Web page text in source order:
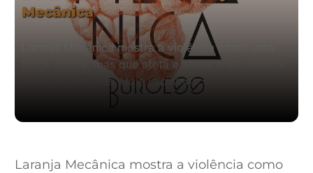
Mecânica
Laranja Mecânica mostra a violência como uma
força cíclica, mas que afeta e altera praticamente
todas as pessoas. Hoje iniciamos…
Laranja Mecânica mostra a violência como